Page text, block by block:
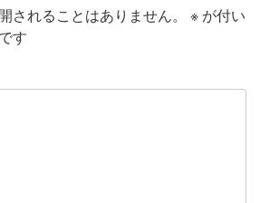
されることはありません。
※ が付い
す